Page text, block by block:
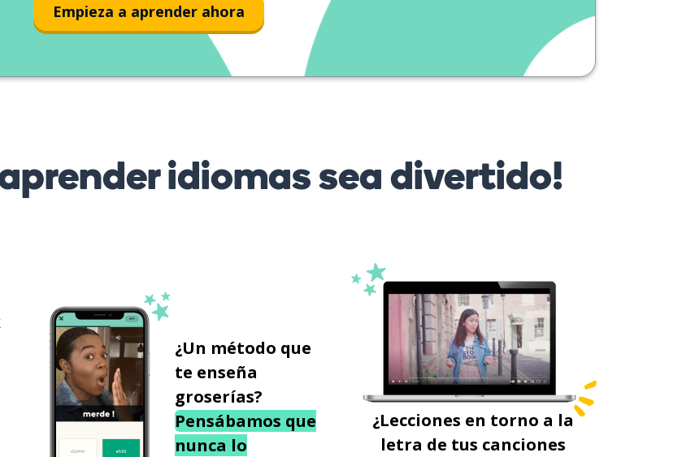
Empieza a aprender ahora
idiomas sea divertido!
¿Un método que
te enseña
groserías?
Pensábamos que
nunca lo
¿Lecciones en torno a la
letra de tus canciones